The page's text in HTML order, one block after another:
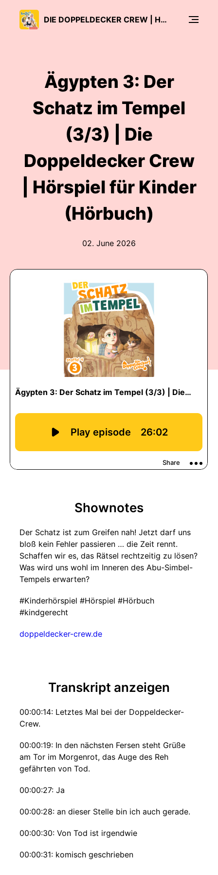
DIE DOPPELDECKER CREW | HÖRSPIEL FÜR KINDER (HÖRBUCH)
Ägypten 3: Der
Schatz im Tempel
(3/3) | Die
Doppeldecker Crew
| Hörspiel für Kinder
(Hörbuch)
02. June 2026
Shownotes
Der Schatz ist zum Greifen nah! Jetzt darf uns
bloß kein Fehler passieren … die Zeit rennt.
Schaffen wir es, das Rätsel rechtzeitig zu lösen?
Was wird uns wohl im Inneren des Abu-Simbel-
Tempels erwarten?
#Kinderhörspiel #Hörspiel #Hörbuch
#kindgerecht
doppeldecker-crew.de
Transkript anzeigen
00:00:14: Letztes Mal bei der Doppeldecker-
Crew.
00:00:19: In den nächsten Fersen steht Grüße
am Tor im Morgenrot, das Auge des Reh
gefährten von Tod.
00:00:27: Ja
00:00:28: an dieser Stelle bin ich auch gerade.
00:00:30: Von Tod ist irgendwie
00:00:31: komisch geschrieben